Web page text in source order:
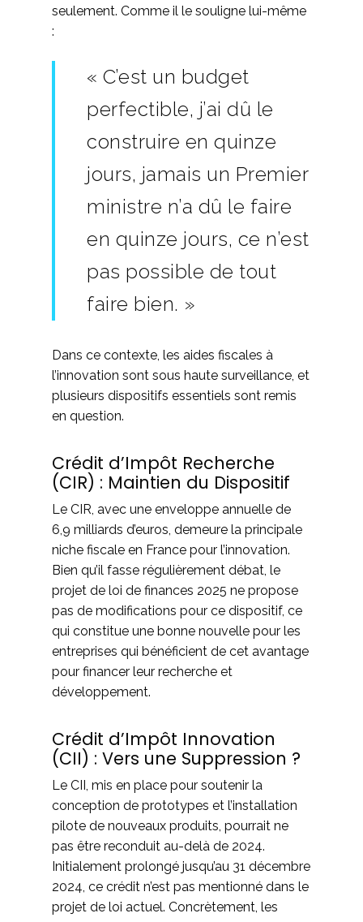
seulement. Comme il le souligne lui-même
:
« C’est un budget
perfectible, j’ai dû le
construire en quinze
jours, jamais un Premier
ministre n’a dû le faire
en quinze jours, ce n’est
pas possible de tout
faire bien. »
Dans ce contexte, les aides fiscales à
l’innovation sont sous haute surveillance, et
plusieurs dispositifs essentiels sont remis
en question.
Crédit d’Impôt Recherche
(CIR) : Maintien du Dispositif
Le CIR, avec une enveloppe annuelle de
6,9 milliards d’euros, demeure la principale
niche fiscale en France pour l’innovation.
Bien qu’il fasse régulièrement débat, le
projet de loi de finances 2025 ne propose
pas de modifications pour ce dispositif, ce
qui constitue une bonne nouvelle pour les
entreprises qui bénéficient de cet avantage
pour financer leur recherche et
développement.
Crédit d’Impôt Innovation
(CII) : Vers une Suppression ?
Le CII, mis en place pour soutenir la
conception de prototypes et l’installation
pilote de nouveaux produits, pourrait ne
pas être reconduit au-delà de 2024.
Initialement prolongé jusqu’au 31 décembre
2024, ce crédit n’est pas mentionné dans le
projet de loi actuel. Concrètement, les